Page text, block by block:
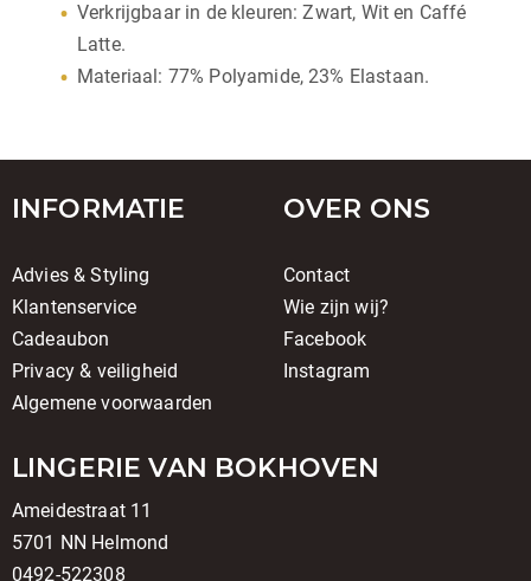
Verkrijgbaar in de kleuren: Zwart, Wit en Caffé
Latte.
Materiaal: 77% Polyamide, 23% Elastaan.
INFORMATIE
Advies & Styling
Klantenservice
Cadeaubon
Privacy & veiligheid
Algemene voorwaarden
OVER ONS
Contact
Wie zijn wij?
Facebook
Instagram
LINGERIE VAN BOKHOVEN
Ameidestraat 11
5701 NN Helmond
0492-522308